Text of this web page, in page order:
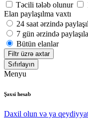
Təcili tələb olunur
Elan paylaşılma vaxtı
24 saat ərzində
7 gün ərzində
Bütün elanlar
Filtr üzrə axtar
Sıfırlayın
Menyu
Şəxsi hesab
Daxil olun və ya